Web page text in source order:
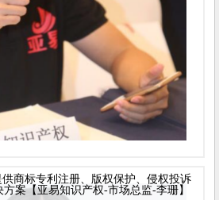
商标专利注册、版权保护、侵权投诉
案【亚易知识产权-市场总监-李珊】